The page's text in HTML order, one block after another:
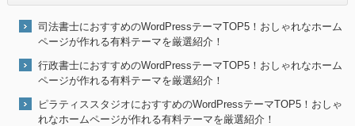
司法書士におすすめのWordPressテーマTOP5！おしゃれなホーム
ページが作れる有料テーマを厳選紹介！
行政書士におすすめのWordPressテーマTOP5！おしゃれなホーム
ページが作れる有料テーマを厳選紹介！
ピラティススタジオにおすすめのWordPressテーマTOP5！おしゃ
れなホームページが作れる有料テーマを厳選紹介！